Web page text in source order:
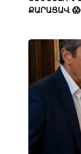
ՔԱՐԱՑԱՎ 😱